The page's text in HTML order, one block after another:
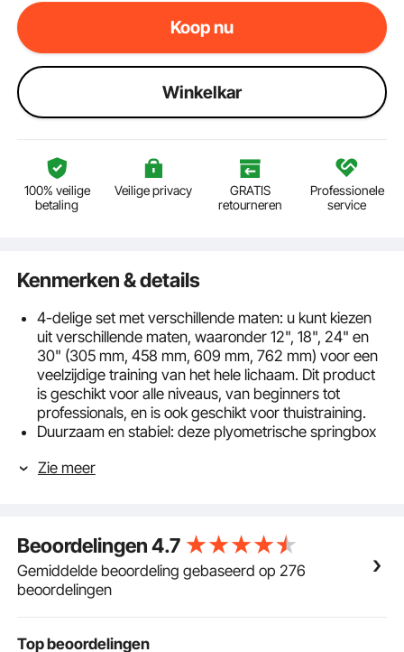
Koop nu
Winkelkar
100% veilige
betaling
Veilige privacy
GRATIS
retourneren
Professionele
service
Kenmerken & details
4-delige set met verschillende maten: u kunt kiezen
uit verschillende maten, waaronder 12", 18", 24" en
30" (305 mm, 458 mm, 609 mm, 762 mm) voor een
veelzijdige training van het hele lichaam. Dit product
is geschikt voor alle niveaus, van beginners tot
professionals, en is ook geschikt voor thuistraining.
Duurzaam en stabiel: deze plyometrische springbox
een stabiele structuur zorgt. De gelaste onderdelen
voor een verscheidenheid aan trainingsbehoeften.
Het oppervlak van de stalen buis is afgewerkt met
een poedercoating die zowel esthetisch als
corrosiebestendig is, waardoor een stabiele
Antislipontwerp: de springbox voor thuis- en
Zie meer
Beoordelingen4.7
Gemiddelde beoordeling gebaseerd op 276
beoordelingen
Top beoordelingen